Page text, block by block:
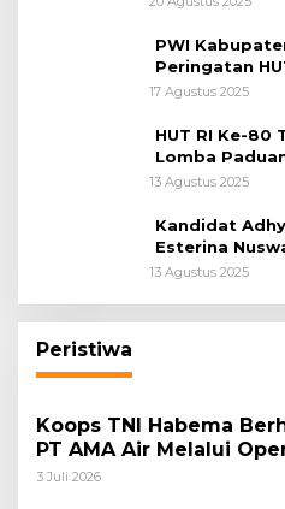
PWI
Peringatan
RI, di
17 Agustus 2025
HUT RI Ke-80
Lomba
Kabupaten
13 Agustus 2025
Kandidat
Esterina
Keadilan
13 Agustus 2025
Peristiwa
Koops TNI Habema
PT AMA Air Melalui
Taktis
3 Juli 2026